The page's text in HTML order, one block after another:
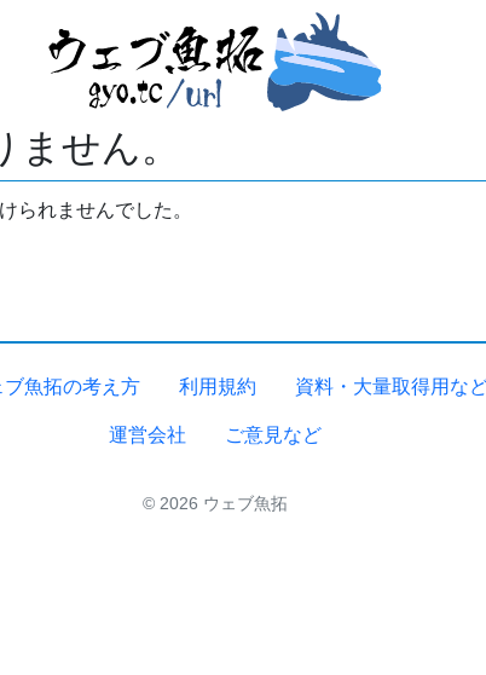
せん。
られませんでした。
ブ魚拓の考え方 利用規約 資料・大量取得用な
運営会社 ご意見など
© 2026 ウェブ魚拓